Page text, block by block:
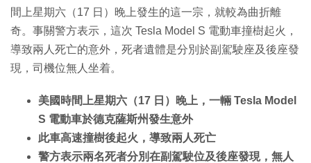
間上星期六（17 日）晚上發生的這一宗，就較為曲折離
奇。事關警方表示，這次 Tesla Model S 電動車撞樹起火，
導致兩人死亡的意外，死者遺體是分別於副駕駛座及後座發
現，司機位無人坐着。
美國時間上星期六（17 日）晚上，一輛 Tesla Model
S 電動車於德克薩斯州發生意外
此車高速撞樹後起火，導致兩人死亡
警方表示兩名死者分別在副駕駛位及後座發現，無人